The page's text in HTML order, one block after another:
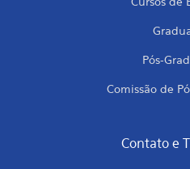
Pós-
Comissão de
Contato e